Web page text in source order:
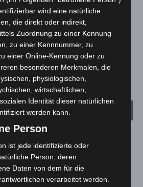
bei McDonald’s-Umbau in
beschädigt
Wetter
25.6°C 28.3
wird eine natürliche
die direkt oder indirekt,
Zuordnung zu einer Kennung
zu einer Kennnummer, zu
einer Online-Kennung oder zu
besonderen Merkmalen, die
physiologischen,
wirtschaftlichen,
Identität dieser natürlichen
werden kann.
Person
ist jede identifizierte oder
Person, deren
Daten von dem für die
verarbeitet werden.